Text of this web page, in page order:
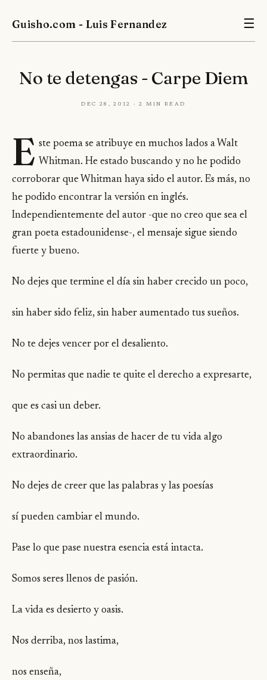
Guisho.com - Luis Fernandez ☰
No te detengas - Carpe Diem
Dec 28, 2012 · 2 min read
E ste poema se atribuye en muchos lados a Walt
Whitman. He estado buscando y no he podido
corroborar que Whitman haya sido el autor. Es más, no
he podido encontrar la versión en inglés.
Independientemente del autor -que no creo que sea el
gran poeta estadounidense-, el mensaje sigue siendo
fuerte y bueno.
No dejes que termine el día sin haber crecido un poco,
sin haber sido feliz, sin haber aumentado tus sueños.
No te dejes vencer por el desaliento.
No permitas que nadie te quite el derecho a expresarte,
que es casi un deber.
No abandones las ansias de hacer de tu vida algo
extraordinario.
No dejes de creer que las palabras y las poesías
sí pueden cambiar el mundo.
Pase lo que pase nuestra esencia está intacta.
Somos seres llenos de pasión.
La vida es desierto y oasis.
Nos derriba, nos lastima,
nos enseña,